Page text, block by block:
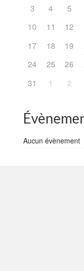
3
4 5
10
11 12
17
18 19
24
25 26
31
1 2
Aucun évènement